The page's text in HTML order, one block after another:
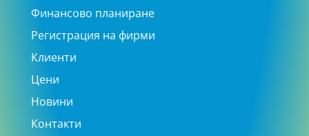
Финансово планиране
Регистрация на фирми
Клиенти
Цени
Новини
Контакти